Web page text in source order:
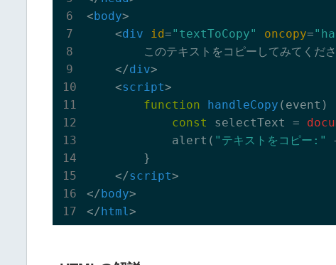
< body>
<div id="textToCopy" oncopy=
このテキストをコピーしてみてくださ
</div>
<script>
function
handleCopy ( event )
const
selectText =
            alert(
"テキストをコピー:"
        }
</script>
</ body>
</ html>